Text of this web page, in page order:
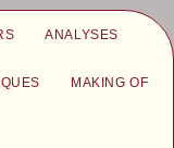
ANALYSES
MAKING OF